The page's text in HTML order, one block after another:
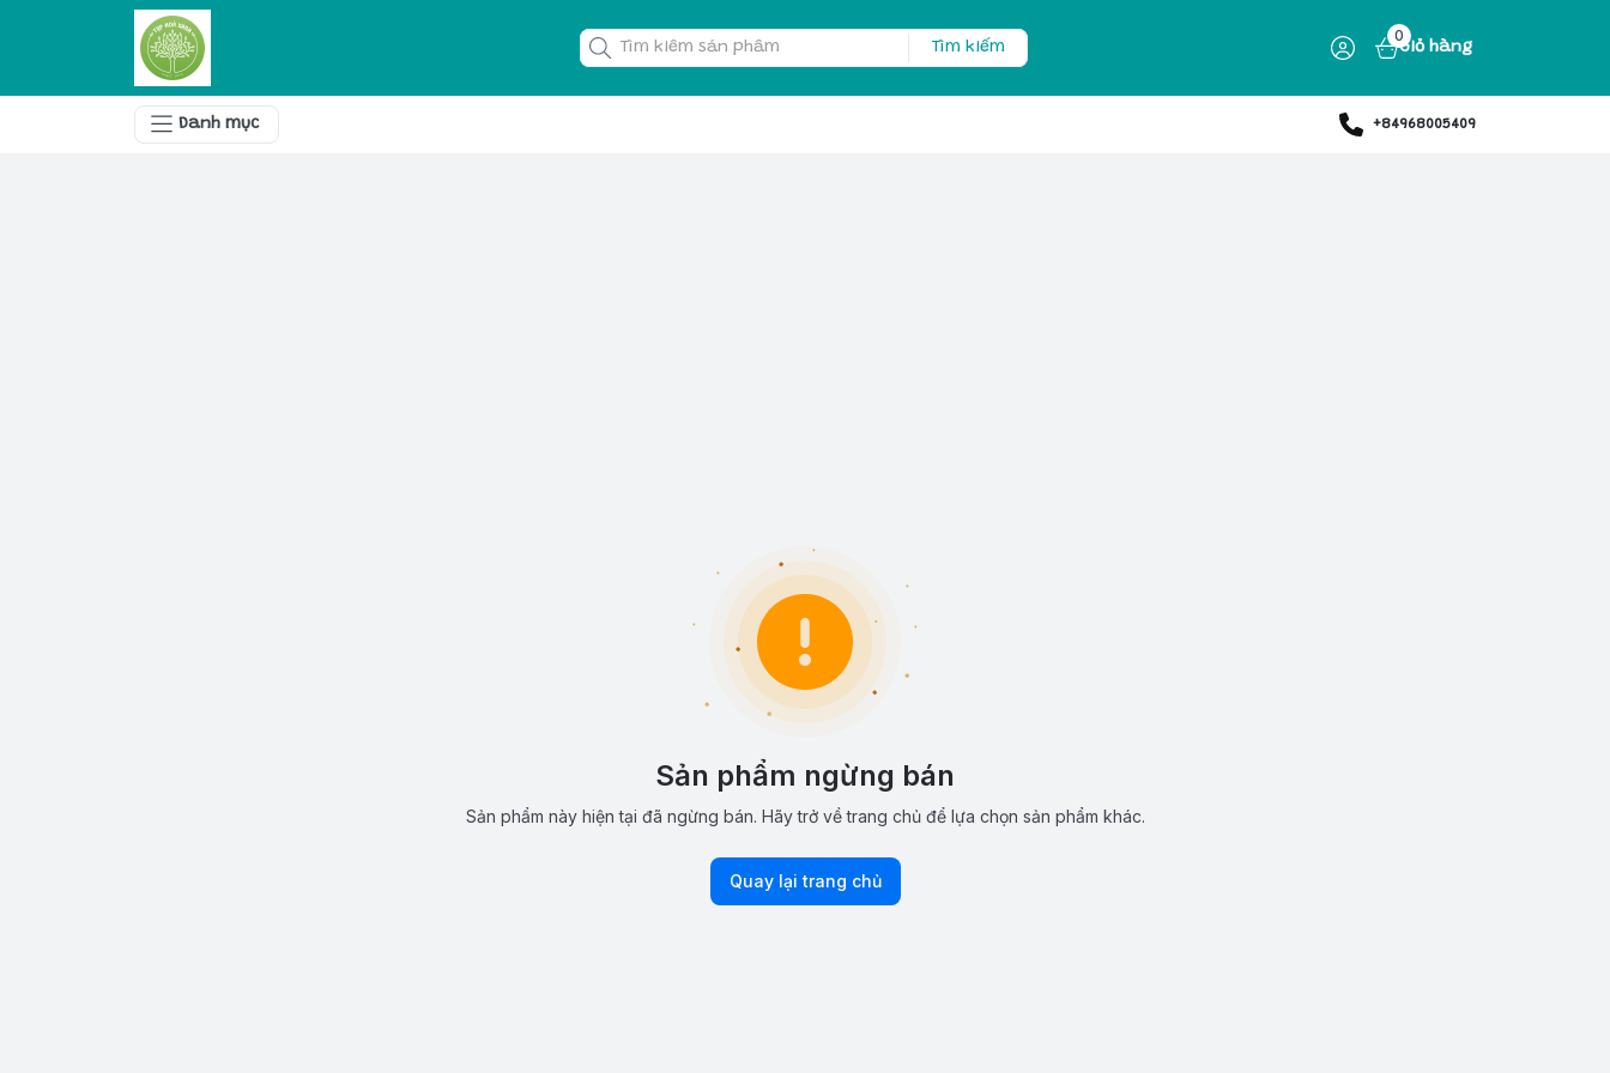
Tìm kiếm
0
Giỏ hàng
Danh mục +84968005409
Sản phẩm ngừng bán
Sản phẩm này hiện tại đã ngừng bán. Hãy trở về trang chủ để lựa chọn sản phẩm khác.
Quay lại trang chủ